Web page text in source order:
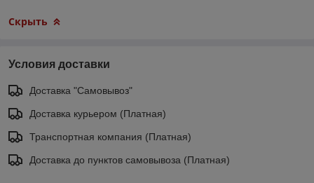
Скрыть
Условия доставки
Доставка "Самовывоз"
Доставка курьером (Платная)
Транспортная компания (Платная)
Доставка до пунктов самовывоза (Платная)